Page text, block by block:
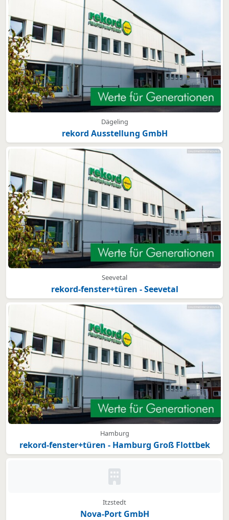
Dägeling
rekord Ausstellung GmbH
Seevetal
rekord-fenster+türen - Seevetal
Hamburg
rekord-fenster+türen - Hamburg Groß Flottbek
Kein Bild oder Logo hinterlegt
Itzstedt
Nova-Port GmbH